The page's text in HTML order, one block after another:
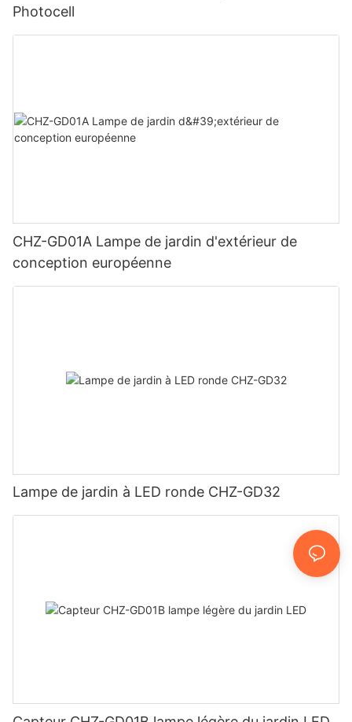
Photocell
CHZ-GD01A Lampe de jardin d'extérieur de
conception européenne
Lampe de jardin à LED ronde CHZ-GD32